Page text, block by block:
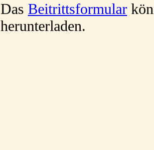
Das Beitrittsformular
herunterladen.